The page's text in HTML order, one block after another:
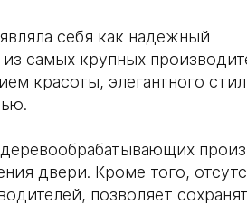
себя как надежный
самых крупных
красоты, элегантного
двери. Кроме того,
позволяет